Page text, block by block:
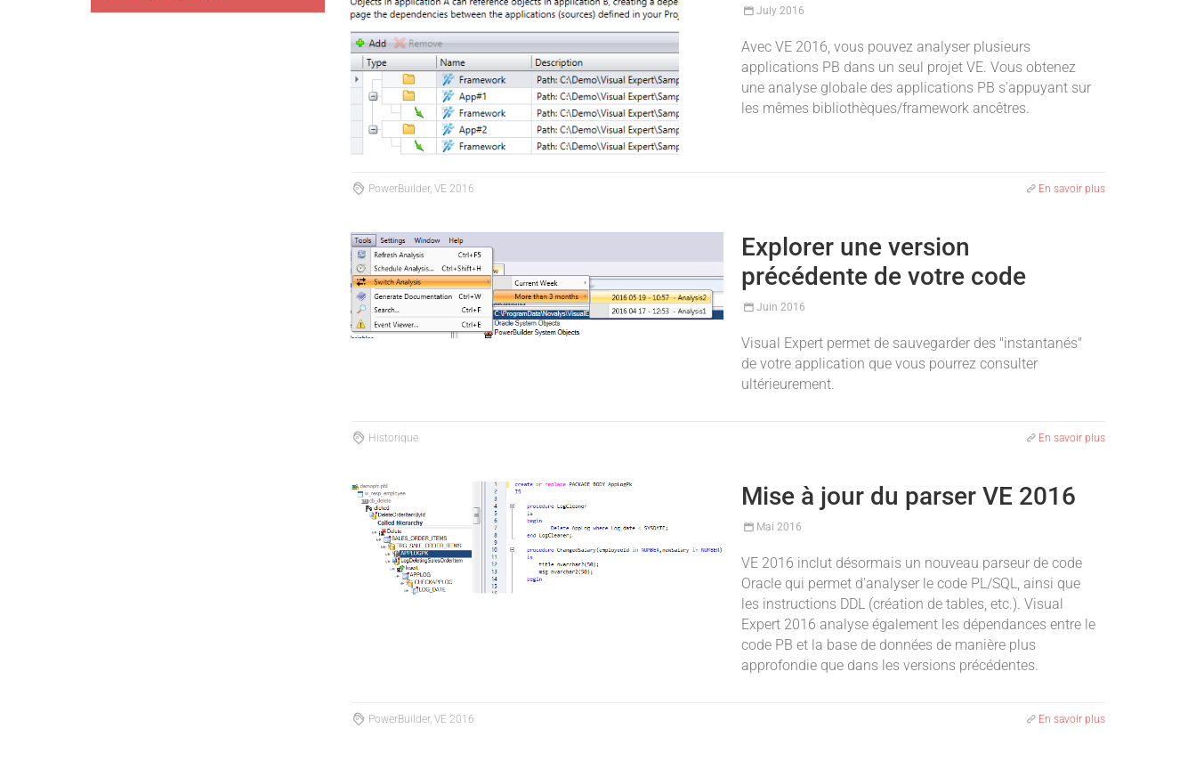
July 2016
Avec VE 2016, vous pouvez analyser plusieurs
applications PB dans un seul projet VE. Vous obtenez
une analyse globale des applications PB s'appuyant sur
les mêmes bibliothèques/framework ancêtres.
PowerBuilder, VE 2016 En savoir plus
Explorer une version
précédente de votre code
Juin 2016
Visual Expert permet de sauvegarder des "instantanés"
de votre application que vous pourrez consulter
ultérieurement.
Historique En savoir plus
Mise à jour du parser VE 2016
Mai 2016
VE 2016 inclut désormais un nouveau parseur de code
Oracle qui permet d'analyser le code PL/SQL, ainsi que
les instructions DDL (création de tables, etc.). Visual
Expert 2016 analyse également les dépendances entre le
code PB et la base de données de manière plus
approfondie que dans les versions précédentes.
PowerBuilder, VE 2016 En savoir plus